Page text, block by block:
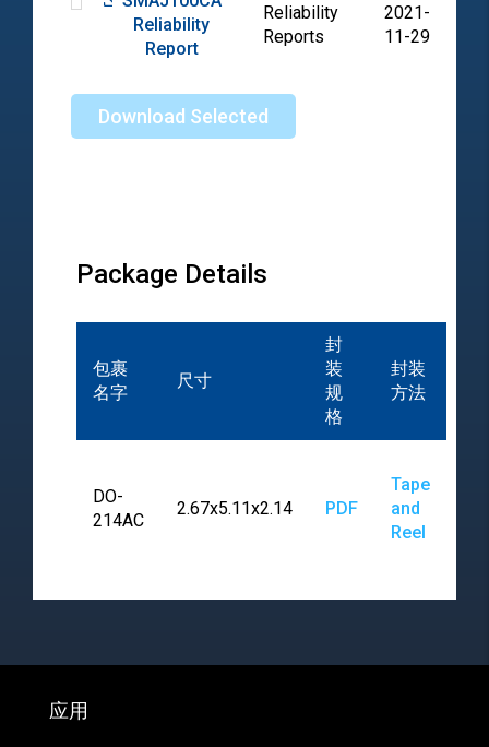
Reliability
Report
Reliability
Reports
2021-
11-29
Download Selected
Package Details
包裹
名字
尺寸
封
装
规
格
封装
方法
DO-
214AC
2.67x5.11x2.14 PDF
Tape
and
Reel
应用